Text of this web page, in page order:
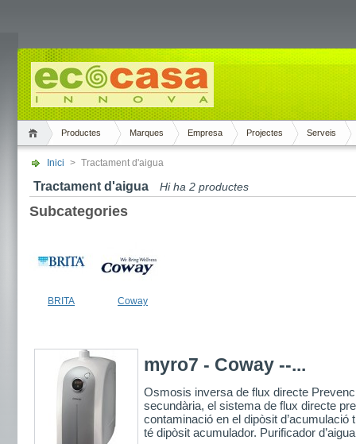
Productes Marques Empresa Projectes Serveis
Inici > Tractament d'aigua
Tractament d'aigua Hi ha 2 productes
Subcategories
BRITA Coway
myro7 - Coway --...
Osmosis inversa de flux directe
secundària, el sistema de flux directe
contaminació en el dipòsit d’acumulació
té dipòsit acumulador. Purificador